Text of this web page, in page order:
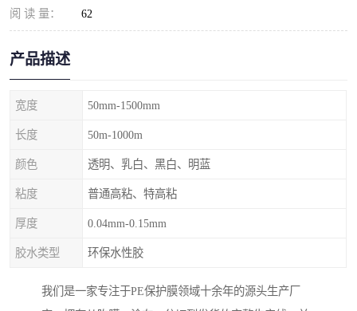
阅 读 量： 62
产品描述
宽度 50mm-1500mm
长度 50m-1000m
颜色 透明、乳白、黑白、明蓝
粘度 普通高粘、特高粘
厚度 0.04mm-0.15mm
胶水类型 环保水性胶
我们是一家专注于PE保护膜领域十余年的源头生产厂